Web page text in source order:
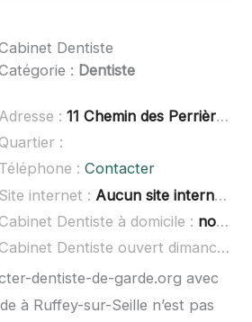
Dentiste
: Dentiste
Adresse : 11 Chemin des Perrières, 39270 Orgelet
Quartier :
Téléphone : Contacter
Site internet : Aucun site internet connu
Cabinet Dentiste à domicile : non renseigné
Cabinet Dentiste ouvert dimanche :
dentiste-de-garde.org avec
à Ruffey-sur-Seille n’est pas